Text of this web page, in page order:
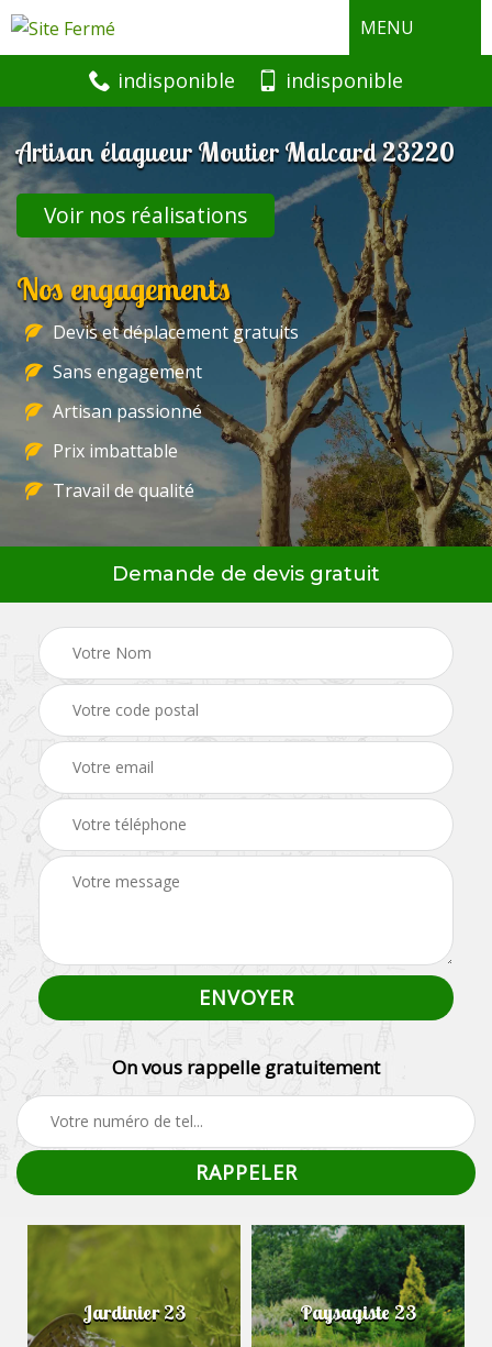
MENU
indisponible indisponible
Artisan élagueur Moutier Malcard 23220
Voir nos réalisations
Nos engagements
Devis et déplacement gratuits
Sans engagement
Artisan passionné
Prix imbattable
Travail de qualité
Demande de devis gratuit
On vous rappelle gratuitement
Jardinier 23 Paysagiste 23